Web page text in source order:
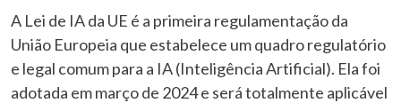
A Lei de IA da UE é a primeira regulamentação da
União Europeia que estabelece um quadro regulatório
e legal comum para a IA (Inteligência Artificial). Ela foi
adotada em março de 2024 e será totalmente aplicável